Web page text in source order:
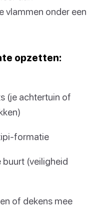
vlammen onder een
opzetten:
(je achtertuin of
formatie
buurt (veiligheid
of dekens mee